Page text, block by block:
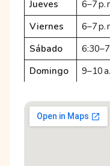
Jueves
6–7 p.
Viernes
6–7 p.
Sábado
Domingo
9–10